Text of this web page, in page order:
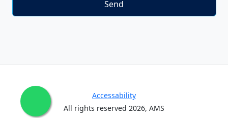
All rights reserved 2026, AMS
Accessability